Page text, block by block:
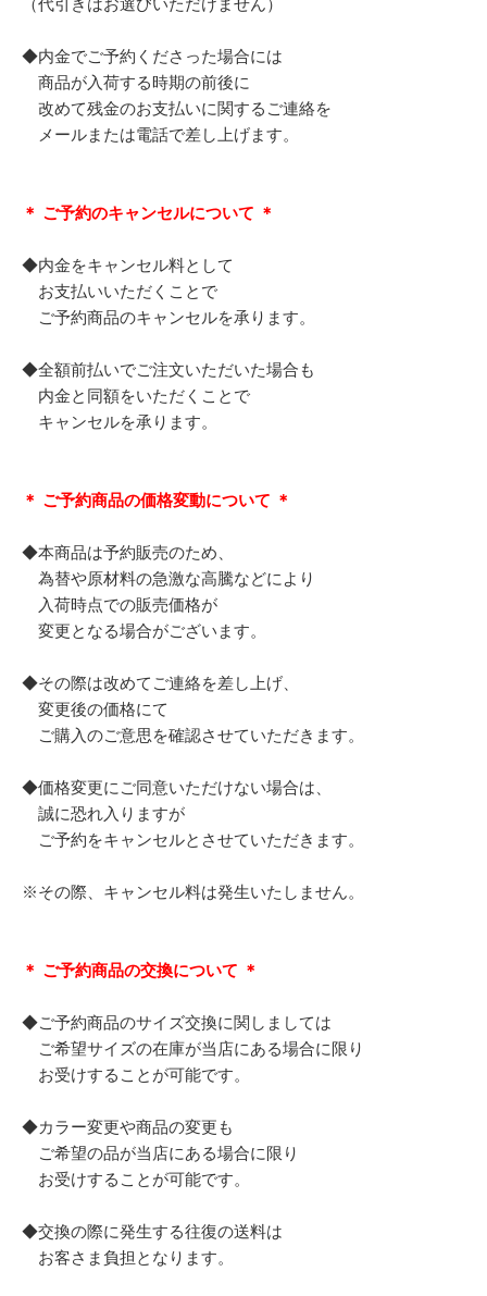
（代引きはお選びいただけません）
◆内金でご予約くださった場合には
商品が入荷する時期の前後に
改めて残金のお支払いに関するご連絡を
メールまたは電話で差し上げます。
＊ ご予約のキャンセルについて ＊
◆内金をキャンセル料として
お支払いいただくことで
ご予約商品のキャンセルを承ります。
◆全額前払いでご注文いただいた場合も
内金と同額をいただくことで
キャンセルを承ります。
＊ ご予約商品の価格変動について ＊
◆本商品は予約販売のため、
為替や原材料の急激な高騰などにより
入荷時点での販売価格が
変更となる場合がございます。
◆その際は改めてご連絡を差し上げ、
変更後の価格にて
ご購入のご意思を確認させていただきます。
◆価格変更にご同意いただけない場合は、
誠に恐れ入りますが
ご予約をキャンセルとさせていただきます。
※その際、キャンセル料は発生いたしません。
＊ ご予約商品の交換について ＊
◆ご予約商品のサイズ交換に関しましては
ご希望サイズの在庫が当店にある場合に限り
お受けすることが可能です。
◆カラー変更や商品の変更も
ご希望の品が当店にある場合に限り
お受けすることが可能です。
◆交換の際に発生する往復の送料は
お客さま負担となります。